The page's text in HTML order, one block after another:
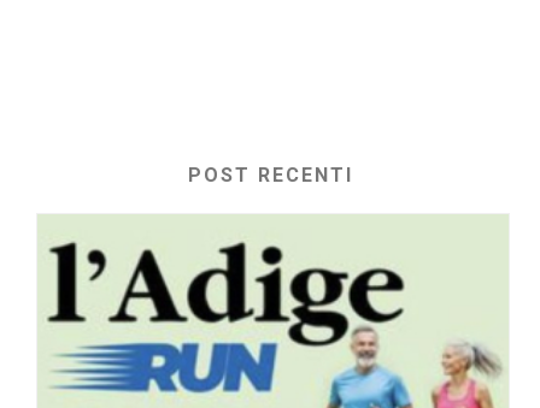
POST RECENTI